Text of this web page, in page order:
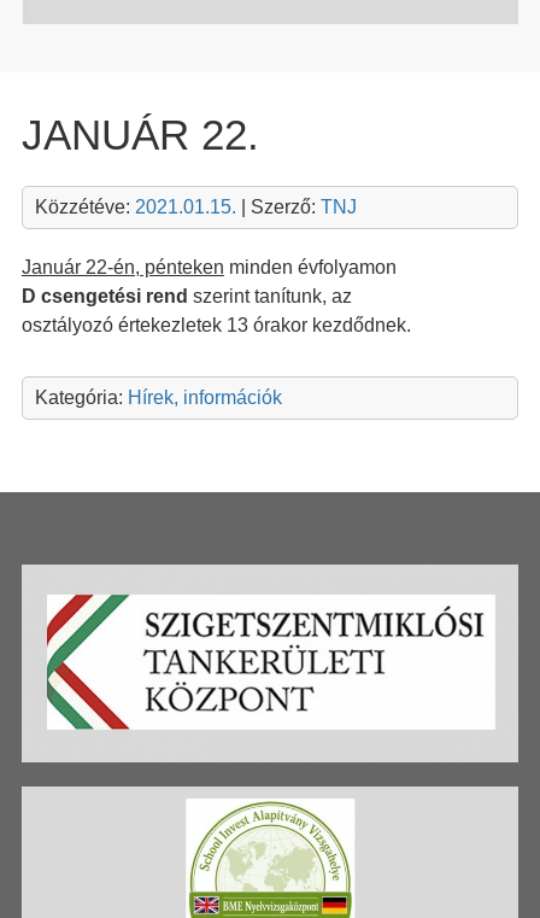
JANUÁR 22.
Közzétéve: 2021.01.15. | Szerző: TNJ
Január 22-én, pénteken minden évfolyamon
D csengetési rend szerint tanítunk, az
osztályozó értekezletek 13 órakor kezdődnek.
Kategória: Hírek, információk